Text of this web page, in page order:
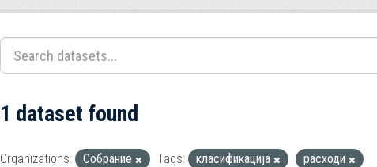
1 dataset found
Organizations: Собрание Tags: класификација расходи